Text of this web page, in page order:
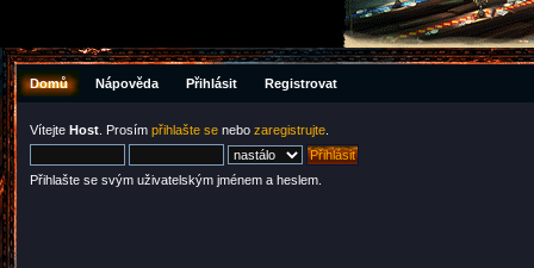
Domů Nápověda Přihlásit Registrovat
Vítejte Host . Prosím přihlašte se nebo zaregistrujte
Přihlašte se svým uživatelským jménem a heslem.